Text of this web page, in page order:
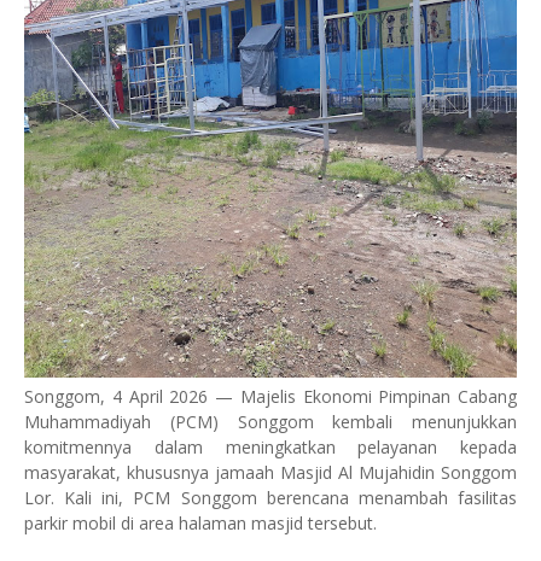
Songgom, 4 April 2026 — Majelis Ekonomi Pimpinan Cabang
Muhammadiyah (PCM) Songgom kembali menunjukkan
komitmennya dalam meningkatkan pelayanan kepada
masyarakat, khususnya jamaah Masjid Al Mujahidin Songgom
Lor. Kali ini, PCM Songgom berencana menambah fasilitas
parkir mobil di area halaman masjid tersebut.